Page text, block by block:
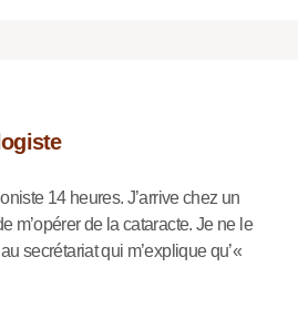
14 heures. J’arrive chez un
m’opérer de la cataracte. Je ne le
secrétariat qui m’explique qu’«